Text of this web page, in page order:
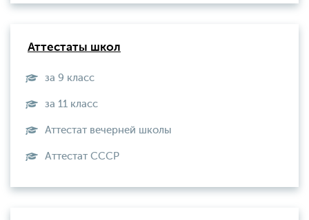
Аттестаты школ
за 9 класс
за 11 класс
Аттестат вечерней школы
Aттестат СССР